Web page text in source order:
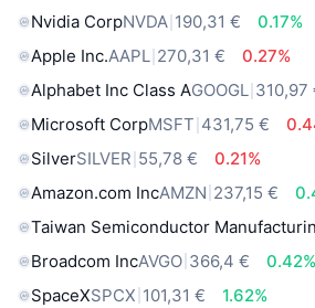
Nvidia CorpNVDA 190,31 €
0.17%
Apple Inc.AAPL 270,31 €
0.27%
Alphabet Inc Class AGOOGL 310,97
Microsoft CorpMSFT 431,75 €
SilverSILVER 55,78 €
0.21%
Amazon.com IncAMZN 237,15 €
Taiwan Semiconductor
Broadcom IncAVGO 366,4 €
0.42%
SpaceXSPCX 101,31 €
1.62%